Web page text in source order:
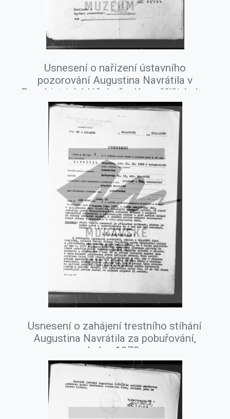
Usnesení o nařízení ústavního
pozorování Augustina Navrátila v
Psychiatrické léčebně v Kroměříži, leden
1978.
Usnesení o zahájení trestního stíhání
Augustina Navrátila za pobuřování,
leden 1978.